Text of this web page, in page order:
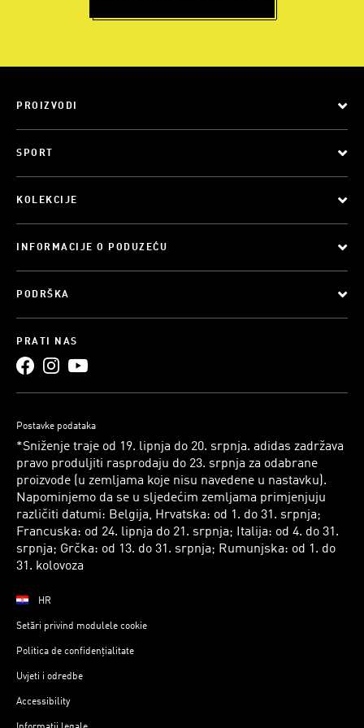
PROIZVODI
SPORT
KOLEKCIJE
INFORMACIJE O PODUZEĆU
PODRŠKA
PRATI NAS
Postavke podataka
*Sniženje traje od 19. lipnja do 20. srpnja. adidas zadržava
pravo produljiti rasprodaju do 23. srpnja za odabrane
proizvode (u zemljama koje nisu navedene u nastavku).
Napominjemo da se u sljedećim zemljama primjenjuju
različiti datumi: Belgija, Hrvatska: od 1. do 31. srpnja;
Francuska: od 24. lipnja do 21. srpnja; Italija: od 4. do 31.
srpnja; Grčka: od 13. do 31. srpnja; Rumunjska: od 1. do
31. kolovoza
HR
Setări privind modulele cookie
Politica de confidențialitate
Uvjeti i odredbe
Accessibility